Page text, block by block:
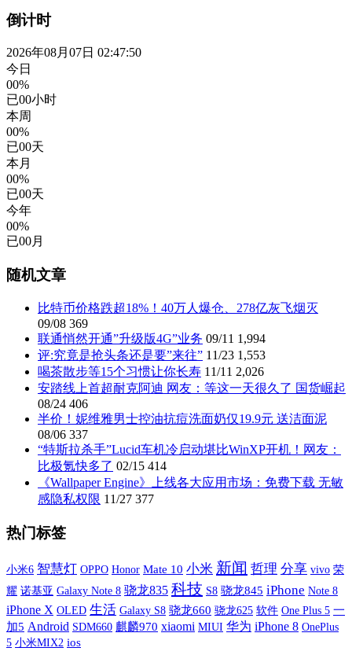
倒计时
2026年08月07日 02:47:51
今日
00%
已00小时
本周
00%
已00天
本月
00%
已00天
今年
00%
已00月
随机文章
比特币价格跌超18%！40万人爆仓、278亿灰飞烟灭
09/08 369
联通悄然开通”升级版4G”业务 09/11 1,994
评:究竟是抢头条还是要”来往” 11/23 1,553
喝茶散步等15个习惯让你长寿 11/11 2,026
安踏线上首超耐克阿迪 网友：等这一天很久了 国货崛起
08/24 406
半价！妮维雅男士控油抗痘洗面奶仅19.9元 送洁面泥
08/06 337
“特斯拉杀手”Lucid车机冷启动堪比WinXP开机！网友：
比极氪快多了 02/15 414
《Wallpaper Engine》上线各大应用市场：免费下载 无敏
感隐私权限 11/27 377
热门标签
小米6 智慧灯 OPPO Honor Mate 10 小米 新闻 哲理 分享 vivo 荣
耀 诺基亚 Galaxy Note 8 骁龙835 科技 S8 骁龙845 iPhone Note 8
iPhone X OLED 生活 Galaxy S8 骁龙660 骁龙625 软件 One Plus 5 一
加5 Android SDM660 麒麟970 xiaomi MIUI 华为 iPhone 8 OnePlus
5 小米MIX2 ios